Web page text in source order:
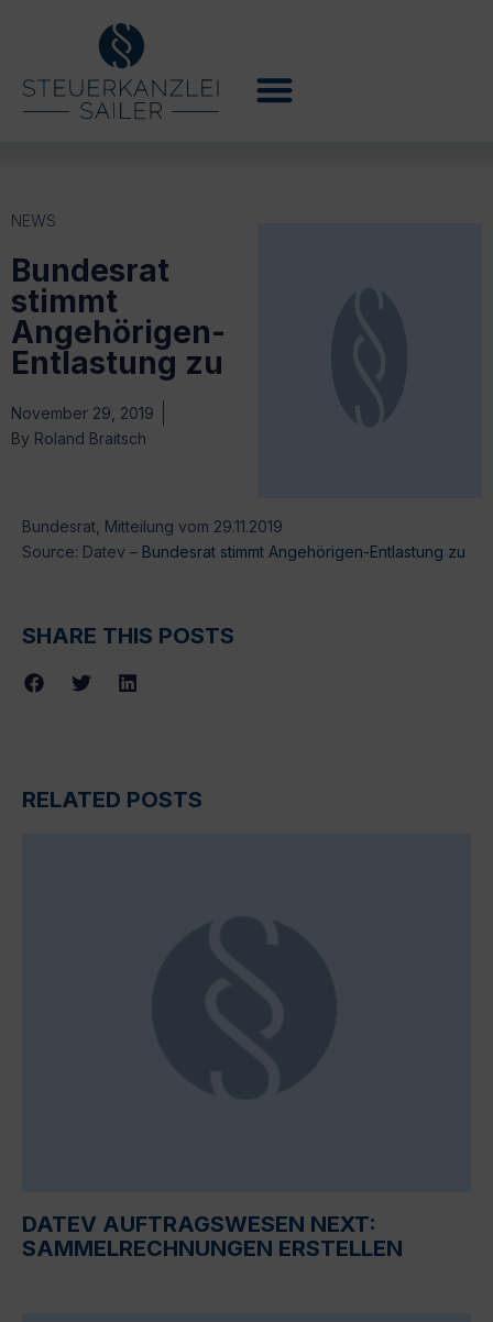
NEWS
Bundesrat
stimmt
Angehörigen-
Entlastung zu
November 29, 2019
By Roland Braitsch
Bundesrat, Mitteilung vom 29.11.2019
Source: Datev – Bundesrat stimmt Angehörigen-Entlastung zu
SHARE THIS POSTS
RELATED POSTS
DATEV AUFTRAGSWESEN NEXT:
SAMMELRECHNUNGEN ERSTELLEN